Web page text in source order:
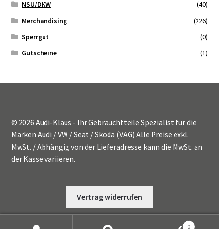
NSU/DKW
(40)
Merchandising
(226)
Sperrgut
(0)
Gutscheine
(1)
© 2026 Audi-Klaus - Ihr Gebrauchtteile Spezialist für die
Marken Audi / VW / Seat / Skoda (VAG) Alle Preise exkl.
MwSt. / Abhängig von der Lieferadresse kann die MwSt. an
der Kasse variieren.
Vertrag widerrufen
0